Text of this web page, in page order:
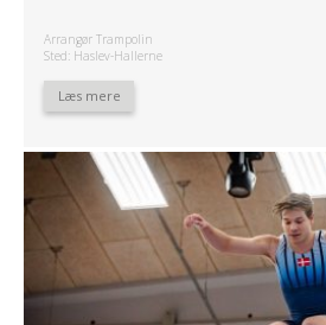
Arrangør Trampolin
Sted: Haslev-Hallerne
Læs mere